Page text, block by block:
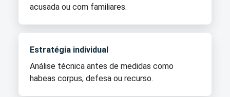
acusada ou com familiares.
Estratégia individual
Análise técnica antes de medidas como
habeas corpus, defesa ou recurso.